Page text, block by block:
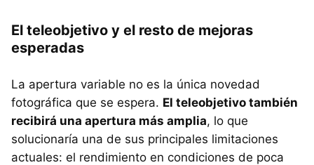
El teleobjetivo y el resto de mejoras
esperadas
La apertura variable no es la única novedad
fotográfica que se espera. El teleobjetivo también
recibirá una apertura más amplia, lo que
solucionaría una de sus principales limitaciones
actuales: el rendimiento en condiciones de poca